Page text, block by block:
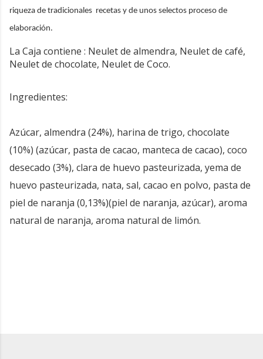
riqueza de tradicionales recetas y de unos selectos proceso de
elaboración.
La Caja contiene : Neulet de almendra, Neulet de café,
Neulet de chocolate, Neulet de Coco.
Ingredientes:
Azúcar, almendra (24%), harina de trigo, chocolate
(10%) (azúcar, pasta de cacao, manteca de cacao), coco
desecado (3%), clara de huevo pasteurizada, yema de
huevo pasteurizada, nata, sal, cacao en polvo, pasta de
piel de naranja (0,13%)(piel de naranja, azúcar), aroma
natural de naranja, aroma natural de limón.